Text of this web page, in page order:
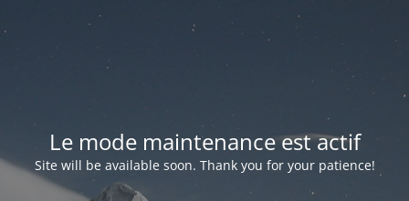
Le mode maintenance est actif
Site will be available soon. Thank you for your patience!